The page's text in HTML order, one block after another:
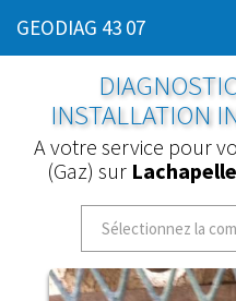
GEODIAG 43 07
INSTALLATION
A votre service pour
(Gaz) sur
Sélectionnez la